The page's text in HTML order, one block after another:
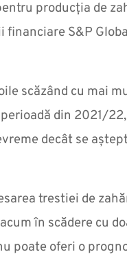
producția de
S&P
scăzând cu mai
din 2021/
decât se
trestiei de
în scădere cu
poate oferi o